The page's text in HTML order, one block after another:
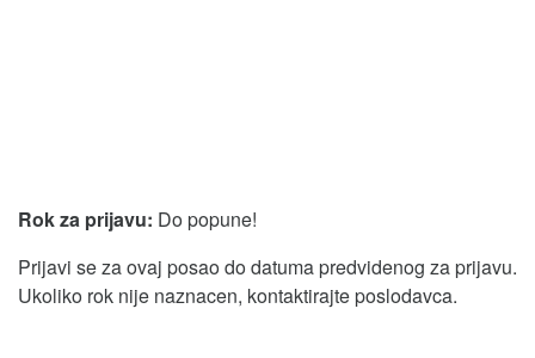
Rok za prijavu: Do popune!
Prijavi se za ovaj posao do datuma predvidenog za prijavu.
Ukoliko rok nije naznacen, kontaktirajte poslodavca.